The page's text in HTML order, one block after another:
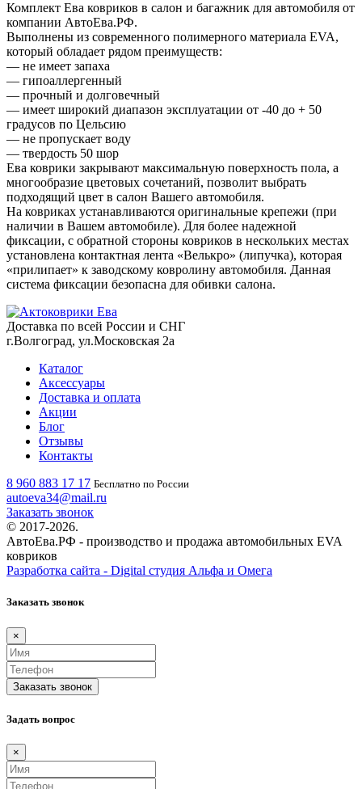
Комплект Ева ковриков в салон и багажник для автомобиля от
компании АвтоЕва.РФ.
Выполнены из современного полимерного материала EVA,
который обладает рядом преимуществ:
— не имеет запаха
— гипоаллергенный
— прочный и долговечный
— имеет широкий диапазон эксплуатации от -40 до + 50
градусов по Цельсию
— не пропускает воду
— твердость 50 шор
Ева коврики закрывают максимальную поверхность пола, а
многообразие цветовых сочетаний, позволит выбрать
подходящий цвет в салон Вашего автомобиля.
На ковриках устанавливаются оригинальные крепежи (при
наличии в Вашем автомобиле). Для более надежной
фиксации, с обратной стороны ковриков в нескольких местах
установлена контактная лента «Велькро» (липучка), которая
«прилипает» к заводскому ковролину автомобиля. Данная
система фиксации безопасна для обивки салона.
Доставка по всей России и СНГ
г.Волгоград, ул.Московская 2а
Каталог
Аксессуары
Доставка и оплата
Акции
Блог
Отзывы
Контакты
8 960 883 17 17 Бесплатно по России
autoeva34@mail.ru
Заказать звонок
© 2017-2026.
АвтоЕва.РФ - производство и продажа автомобильных EVA
ковриков
Разработка сайта - Digital студия Альфа и Омега
Заказать звонок
×
Заказать звонок
Задать вопрос
×